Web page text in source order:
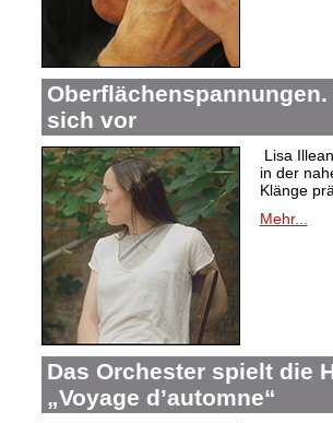
sich vor
Lisa
in der
Klänge
Mehr...
Das Orchester spielt die
„Voyage d’automne“